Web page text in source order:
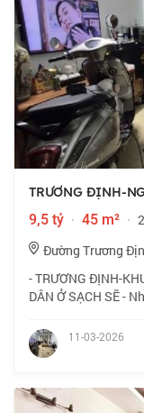
TRƯƠNG ĐỊNH-
9,5 tỷ · 45 m² ·
Đường Trương
- TRƯƠNG ĐỊNH-
DÂN Ở SẠCH SẼ -
mất 2 phút tới ngã
11-03-2026